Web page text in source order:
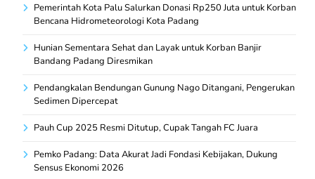
Pemerintah Kota Palu Salurkan Donasi Rp250 Juta untuk Korban
Bencana Hidrometeorologi Kota Padang
Hunian Sementara Sehat dan Layak untuk Korban Banjir
Bandang Padang Diresmikan
Pendangkalan Bendungan Gunung Nago Ditangani, Pengerukan
Sedimen Dipercepat
Pauh Cup 2025 Resmi Ditutup, Cupak Tangah FC Juara
Pemko Padang: Data Akurat Jadi Fondasi Kebijakan, Dukung
Sensus Ekonomi 2026